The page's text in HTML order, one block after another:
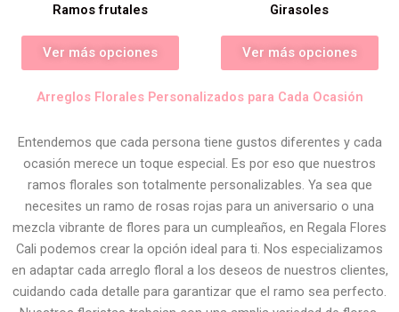
Ramos frutales
Ver más opciones
Girasoles
Ver más opciones
Arreglos Florales Personalizados para Cada Ocasión
Entendemos que cada persona tiene gustos diferentes y cada
ocasión merece un toque especial. Es por eso que nuestros
ramos florales son totalmente personalizables. Ya sea que
necesites un ramo de rosas rojas para un aniversario o una
mezcla vibrante de flores para un cumpleaños, en Regala Flores
Cali podemos crear la opción ideal para ti. Nos especializamos
en adaptar cada arreglo floral a los deseos de nuestros clientes,
cuidando cada detalle para garantizar que el ramo sea perfecto.